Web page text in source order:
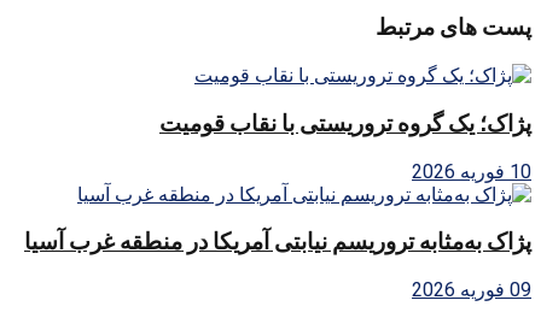
پست های مرتبط
پژاک؛ یک گروه تروریستی با نقاب قومیت
10 فوریه 2026
پژاک به‌مثابه تروریسم نیابتی آمریکا در منطقه غرب آسیا
09 فوریه 2026